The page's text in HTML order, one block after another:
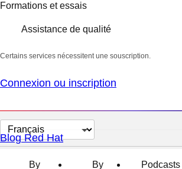
Formations et essais
Assistance de qualité
Certains services nécessitent une souscription.
Connexion ou inscription
Changer
la
langue
Blog Red Hat
By
By
Podcasts